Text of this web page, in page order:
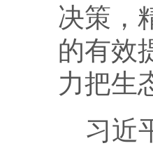
决策，
的有效
力把生
习近